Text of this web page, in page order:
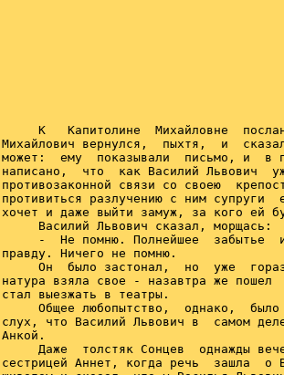
К   Капитолине  Михайловне
Михайлович вернулся,  пыхтя,  и
может:  ему  показывали  письмо, и  в
написано,  что  как Василий Львович
противозаконной связи со своею
противиться разлучению с ним
хочет и даже выйти замуж, за кого ей
     Василий Львович сказал, морщась:
-  Не помню. Полнейшее  забытье
правду. Ничего не помню.
Он  было застонал,  но  уже
натура взяла свое - назавтра же
стал выезжать в театры.
Общее любопытство,  однако,
слух, что Василий Львович в  самом
Анкой.
Даже  толстяк Сонцев  однажды
сестрицей Аннет, когда речь  зашла  о